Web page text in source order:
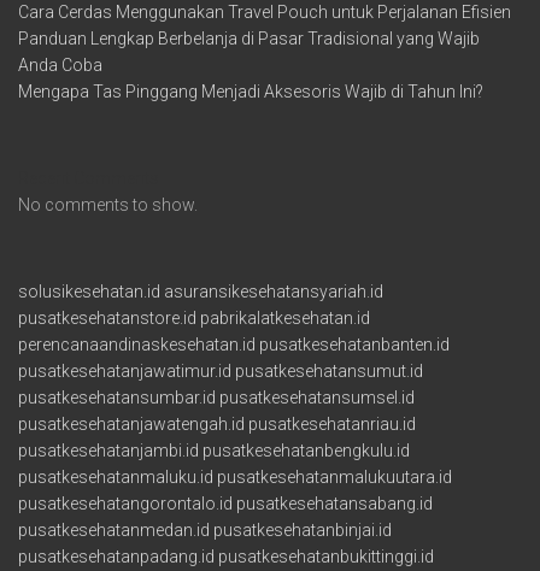
Cara Cerdas Menggunakan Travel Pouch untuk Perjalanan Efisien
Panduan Lengkap Berbelanja di Pasar Tradisional yang Wajib
Anda Coba
Mengapa Tas Pinggang Menjadi Aksesoris Wajib di Tahun Ini?
No comments to show.
solusikesehatan.id asuransikesehatansyariah.id
pusatkesehatanstore.id pabrikalatkesehatan.id
perencanaandinaskesehatan.id pusatkesehatanbanten.id
pusatkesehatanjawatimur.id pusatkesehatansumut.id
pusatkesehatansumbar.id pusatkesehatansumsel.id
pusatkesehatanjawatengah.id pusatkesehatanriau.id
pusatkesehatanjambi.id pusatkesehatanbengkulu.id
pusatkesehatanmaluku.id pusatkesehatanmalukuutara.id
pusatkesehatangorontalo.id pusatkesehatansabang.id
pusatkesehatanmedan.id pusatkesehatanbinjai.id
pusatkesehatanpadang.id pusatkesehatanbukittinggi.id